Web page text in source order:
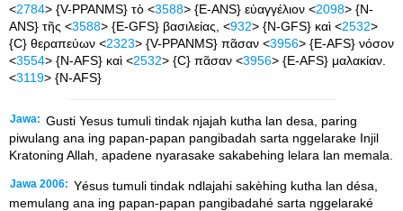
<2784> {V-PPANMS} τὸ <3588> {E-ANS} εὐαγγέλιον <2098> {N-
ANS} τῆς <3588> {E-GFS} βασιλείας, <932> {N-GFS} καὶ <2532>
{C} θεραπεύων <2323> {V-PPANMS} πᾶσαν <3956> {E-AFS} νόσον
<3554> {N-AFS} καὶ <2532> {C} πᾶσαν <3956> {E-AFS} μαλακίαν.
<3119> {N-AFS}
Jawa: Gusti Yesus tumuli tindak njajah kutha lan desa, paring
piwulang ana ing papan-papan pangibadah sarta nggelarake Injil
Kratoning Allah, apadene nyarasake sakabehing lelara lan memala.
Jawa 2006: Yésus tumuli tindak ndlajahi sakèhing kutha lan désa,
memulang ana ing papan-papan pangibadahé sarta nggelaraké